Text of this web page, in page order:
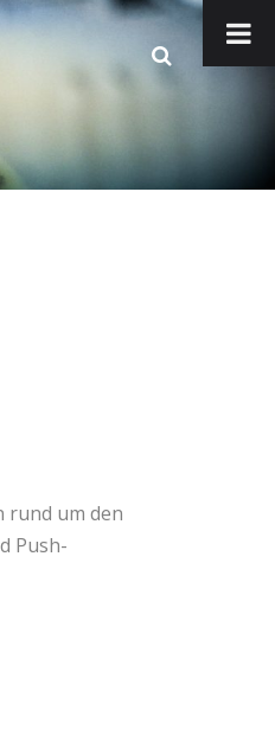
rund um den
Push-